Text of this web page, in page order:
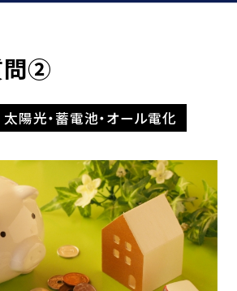
問②
太陽光・蓄電池・オール電化